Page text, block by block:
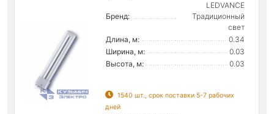
Бренд:
LEDVANCE
Традиционный
свет
Длина, м:
0.34
Ширина, м:
0.03
Высота, м:
0.03
1540 шт., срок поставки 5-7 рабочих
дней